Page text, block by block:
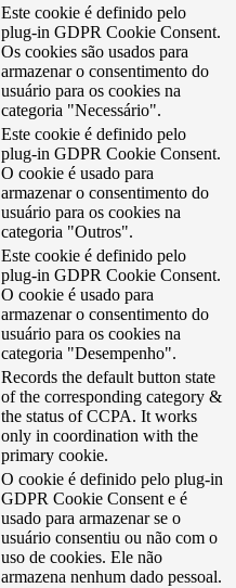
Este cookie é definido pelo
plug-in GDPR Cookie Consent.
Os cookies são usados ​​para
armazenar o consentimento do
usuário para os cookies na
categoria "Necessário".
Este cookie é definido pelo
plug-in GDPR Cookie Consent.
O cookie é usado para
armazenar o consentimento do
usuário para os cookies na
categoria "Outros".
Este cookie é definido pelo
plug-in GDPR Cookie Consent.
O cookie é usado para
armazenar o consentimento do
usuário para os cookies na
categoria "Desempenho".
Records the default button state
of the corresponding category &
the status of CCPA. It works
only in coordination with the
primary cookie.
O cookie é definido pelo plug-in
GDPR Cookie Consent e é
usado para armazenar se o
usuário consentiu ou não com o
uso de cookies. Ele não
armazena nenhum dado pessoal.